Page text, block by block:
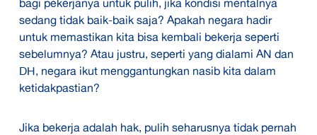
bagi pekerjanya untuk pulih, jika kondisi mentalnya
sedang tidak baik-baik saja? Apakah negara hadir
untuk memastikan kita bisa kembali bekerja seperti
sebelumnya? Atau justru, seperti yang dialami AN dan
DH, negara ikut menggantungkan nasib kita dalam
ketidakpastian?
Jika bekerja adalah hak, pulih seharusnya tidak pernah